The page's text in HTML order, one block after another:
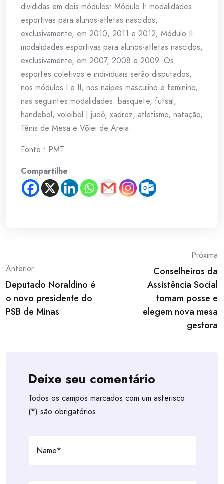
divididas em dois módulos: Módulo I: modalidades
esportivas para alunos-atletas nascidos,
exclusivamente, em 2010, 2011 e 2012; Módulo II:
modalidades esportivas para alunos-atletas nascidos,
exclusivamente, em 2007, 2008 e 2009. Os
esportes coletivos e individuais serão disputados,
nos módulos I e II, nos naipes masculino e feminino,
nas seguintes modalidades: basquete, futsal,
handebol, voleibol | judô, xadrez, atletismo, natação,
Tênis de Mesa e Vôlei de Areia.
Fonte : PMT
Compartilhe
Post
navigation
Anterior
Deputado Noraldino é
o novo presidente do
PSB de Minas
Próxima
Conselheiros da
Assistência Social
tomam posse e
elegem nova mesa
gestora
Deixe seu comentário
Todos os campos marcados com um asterisco
(*) são obrigatórios